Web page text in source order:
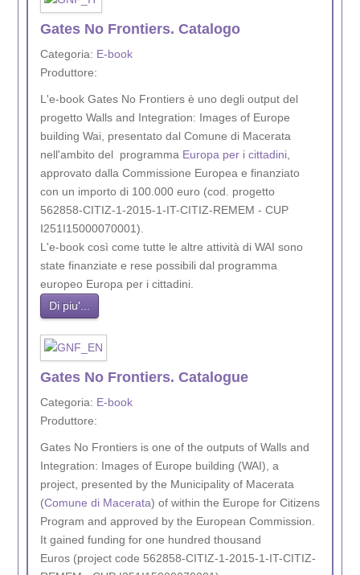
Gates No Frontiers. Catalogo
Categoria: E-book
Produttore:
L'e-book Gates No Frontiers è uno degli output del
progetto Walls and Integration: Images of Europe
building Wai, presentato dal Comune di Macerata
nell'ambito del programma Europa per i cittadini,
approvato dalla Commissione Europea e finanziato
con un importo di 100.000 euro (cod. progetto
562858-CITIZ-1-2015-1-IT-CITIZ-REMEM - CUP
I251I15000070001).
L'e-book così come tutte le altre attività di WAI sono
state finanziate e rese possibili dal programma
europeo Europa per i cittadini.
Di piu'...
Gates No Frontiers. Catalogue
Categoria: E-book
Produttore:
Gates No Frontiers is one of the outputs of Walls and
Integration: Images of Europe building (WAI), a
project, presented by the Municipality of Macerata
(Comune di Macerata) of within the Europe for Citizens
Program and approved by the European Commission.
It gained funding for one hundred thousand
Euros (project code 562858-CITIZ-1-2015-1-IT-CITIZ-